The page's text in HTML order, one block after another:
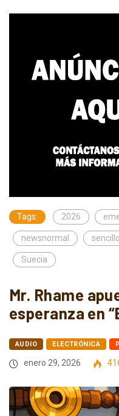
Tags: 2026
newsnormal sencillo
Suecia
Mr. Rhame
esperanza en
AUDIO ELECTRÓNICA
enero 29, 2026